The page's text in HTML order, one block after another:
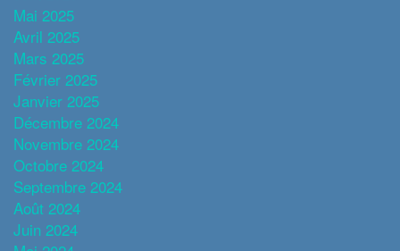
Mai 2025
Avril 2025
Mars 2025
Février 2025
Janvier 2025
Décembre 2024
Novembre 2024
Octobre 2024
Septembre 2024
Août 2024
Juin 2024